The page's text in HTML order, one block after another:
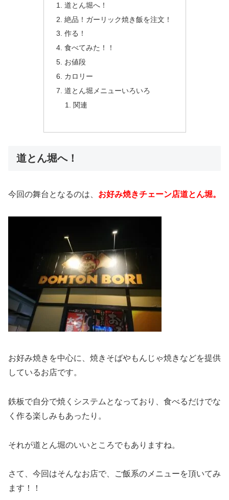
道とん堀へ！
絶品！ガーリック焼き飯を注文！
作る！
食べてみた！！
お値段
カロリー
道とん堀メニューいろいろ
関連
道とん堀へ！
今回の舞台となるのは、 お好み焼きチェーン店道とん堀。
お好み焼きを中心に、焼きそばやもんじゃ焼きなどを提供
しているお店です。
鉄板で自分で焼くシステムとなっており、食べるだけでな
く作る楽しみもあったり。
それが道とん堀のいいところでもありますね。
さて、今回はそんなお店で、ご飯系のメニューを頂いてみ
ます！！